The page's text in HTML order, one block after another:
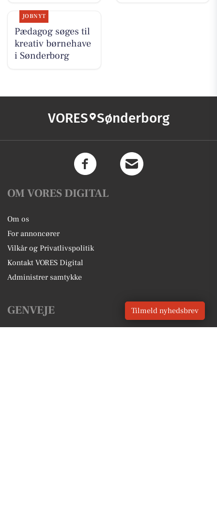
JOBNYT
Pædagog søges til
kreativ børnehave
i Sønderborg
VORES Sønderborg
OM VORES DIGITAL
Om os
For annoncører
Vilkår og Privatlivspolitik
Kontakt VORES Digital
Administrer samtykke
GENVEJE Tilmeld nyhedsbrev